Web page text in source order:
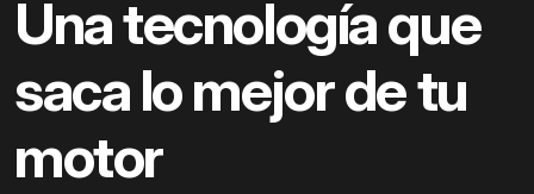
Una tecnología que
saca lo mejor de tu
motor